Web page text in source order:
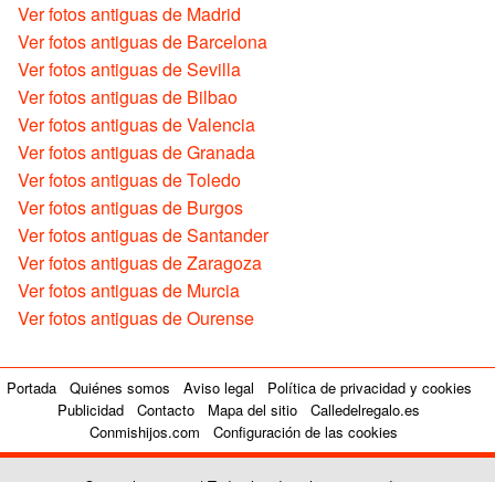
Ver fotos antiguas de Madrid
Ver fotos antiguas de Barcelona
Ver fotos antiguas de Sevilla
Ver fotos antiguas de Bilbao
Ver fotos antiguas de Valencia
Ver fotos antiguas de Granada
Ver fotos antiguas de Toledo
Ver fotos antiguas de Burgos
Ver fotos antiguas de Santander
Ver fotos antiguas de Zaragoza
Ver fotos antiguas de Murcia
Ver fotos antiguas de Ourense
Portada Quiénes somos Aviso legal
Política de privacidad y cookies
Publicidad
Contacto Mapa del sitio
Calledelregalo.es
Conmishijos.com
Configuración de las cookies